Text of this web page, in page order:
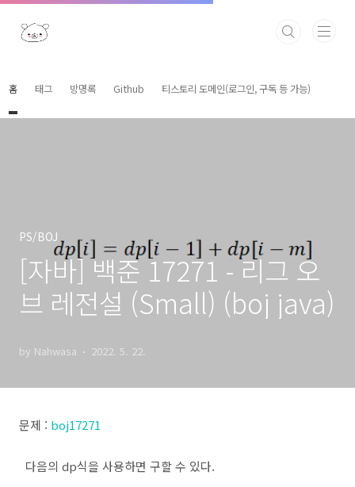
본문 바로가기
홈 태그 방명록 Github 티스토리 도메인(로그인, 구독 등 가능)
PS/BOJ
[자바] 백준 17271 - 리그 오
브 레전설 (Small) (boj java)
by Nahwasa 2022. 5. 22.
문제 : boj17271
다음의 dp식을 사용하면 구할 수 있다.